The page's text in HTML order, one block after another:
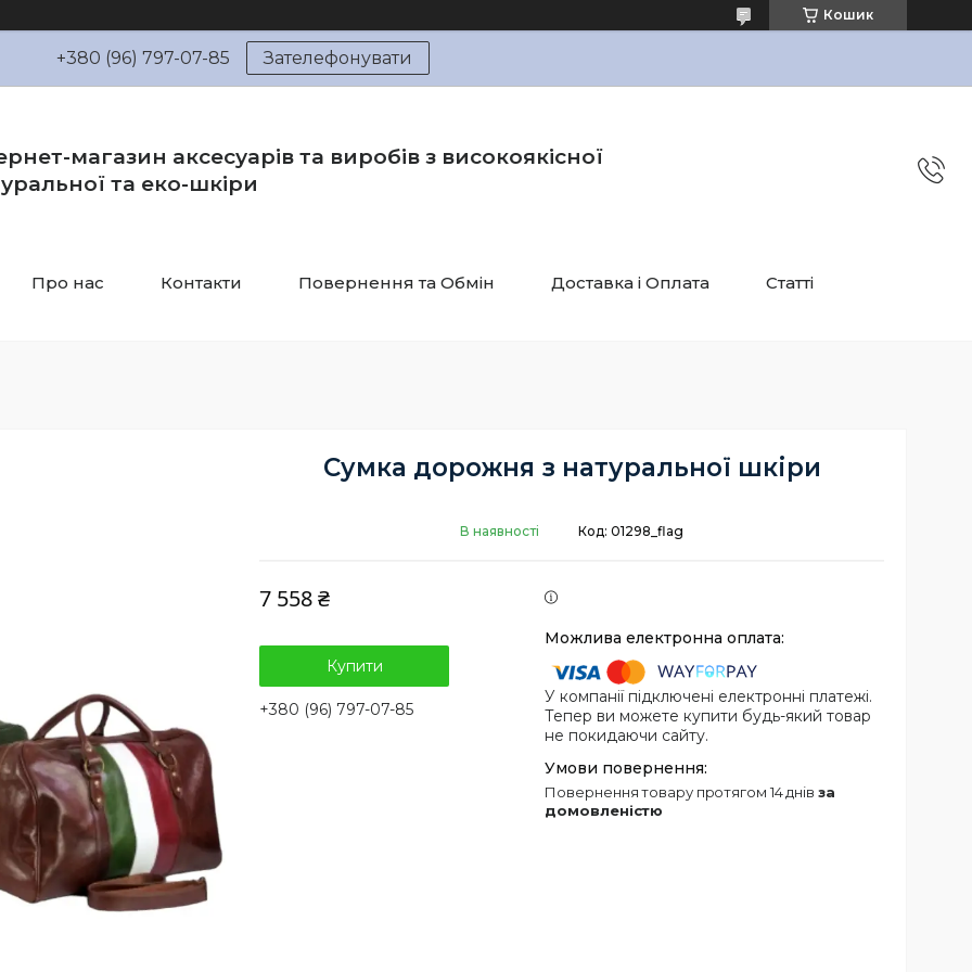
Кошик
+380 (96) 797-07-85 Зателефонувати
магазин аксесуарів та виробів з високоякісної
та еко-шкіри
Про нас Контакти Повернення та Обмін Доставка і Оплата Статті
Сумка дорожня з натуральної шкіри
В наявності Код: 01298_flag
7 558 ₴
Купити
+380 (96) 797-07-85
У компанії підключені електронні платежі.
Тепер ви можете купити будь-який товар
не покидаючи сайту.
повернення товару протягом 14 днів за
домовленістю